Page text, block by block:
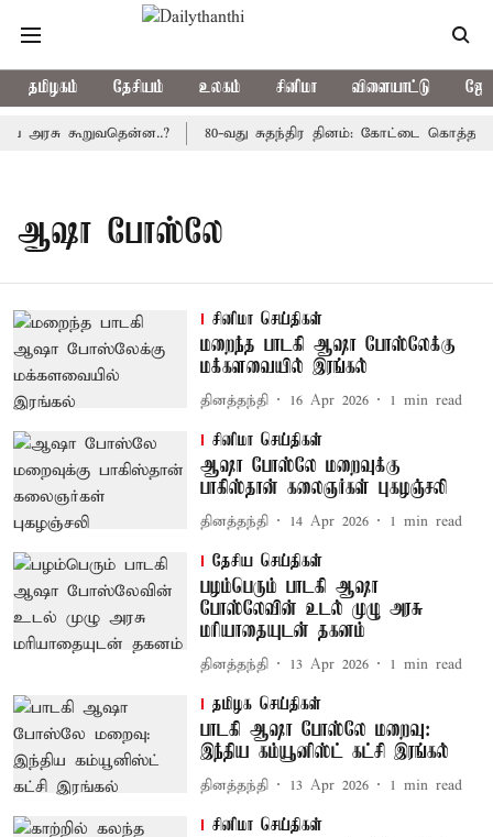
தமிழகம் தேசியம் உலகம் சினிமா விளையாட்டு
அரசு கூறுவதென்ன..? 80-வது சுதந்திர தினம்: கோட்டை
ஆஷா போஸ்லே
சினிமா செய்திகள்
மறைந்த பாடகி ஆஷா போஸ்லேக்கு
மக்களவையில் இரங்கல்
தினத்தந்தி 16 Apr 2026 1 min read
சினிமா செய்திகள்
ஆஷா போஸ்லே மறைவுக்கு
பாகிஸ்தான் கலைஞர்கள் புகழஞ்சலி
தினத்தந்தி 14 Apr 2026 1 min read
தேசிய செய்திகள்
பழம்பெரும் பாடகி ஆஷா
போஸ்லேவின் உடல் முழு அரசு
மரியாதையுடன் தகனம்
தினத்தந்தி 13 Apr 2026 1 min read
தமிழக செய்திகள்
பாடகி ஆஷா போஸ்லே மறைவு:
இந்திய கம்யூனிஸ்ட் கட்சி இரங்கல்
தினத்தந்தி 13 Apr 2026 1 min read
சினிமா செய்திகள்